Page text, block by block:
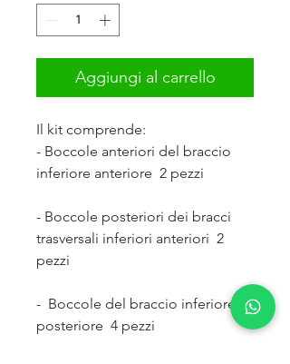
Aggiungi al carrello
Il kit comprende:
- Boccole anteriori del braccio
inferiore anteriore 2 pezzi
- Boccole posteriori dei bracci
trasversali inferiori anteriori 2
pezzi
- Boccole del braccio inferiore
posteriore 4 pezzi